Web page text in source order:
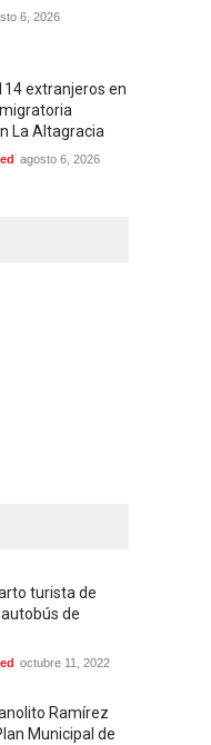
6, 2026
extranjeros en
La Altagracia
agosto 6, 2026
de medida de
turista de
de
octubre 11, 2022
Ramírez
Municipal de